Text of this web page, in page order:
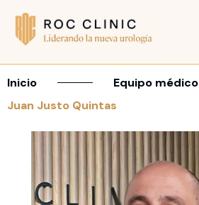
Inicio Equipo médico
Juan Justo Quintas